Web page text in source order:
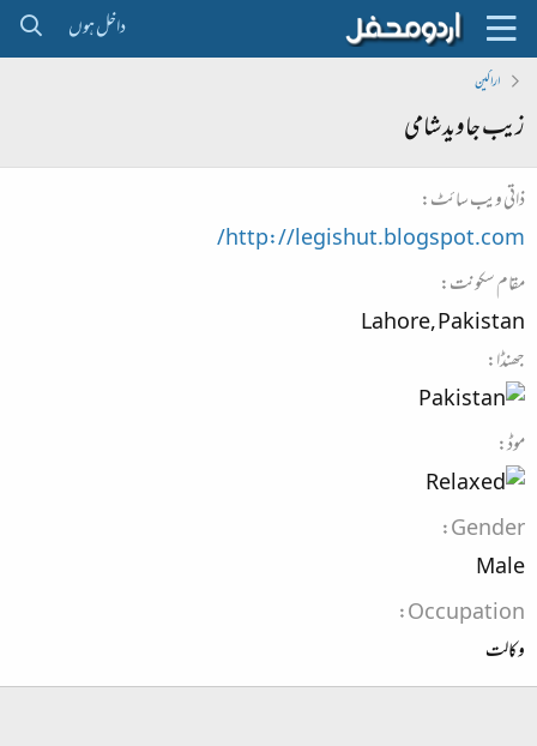
داخل ہوں
اراکین
زیب جاوید شامی
ذاتی ویب سائٹ
http://legishut.blogspot.com/
مقام سکونت
Lahore, Pakistan
جھنڈا
موڈ
Gender
Male
Occupation
وکالت